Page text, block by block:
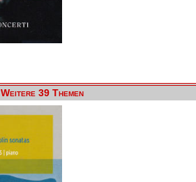
Weitere 39 Themen